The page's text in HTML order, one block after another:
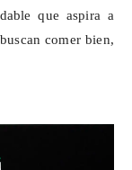
que aspira a
comer bien,